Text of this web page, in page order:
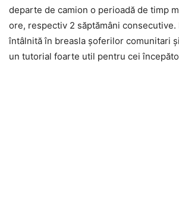
departe de camion o perioadă de timp
ore, respectiv 2 săptămâni consecutive.
întâlnită în breasla șoferilor comunitari
un tutorial foarte util pentru cei